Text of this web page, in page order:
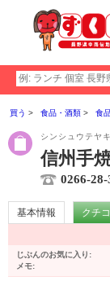
買う 食品・酒類 食
シンシュウテヤ
信州手
0266-28-
基本情報 クチ
じぶんのお気に入り:
メモ: